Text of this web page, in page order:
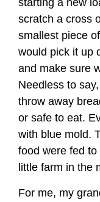
starting a new
scratch a cross
smallest piece
would pick it up
and make sure
Needless to
throw away
or safe to eat.
with blue mold.
food were fed
little farm in the
For me, my